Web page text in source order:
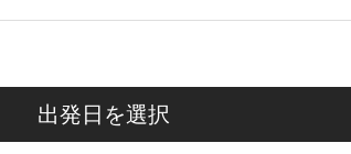
出発日を選択